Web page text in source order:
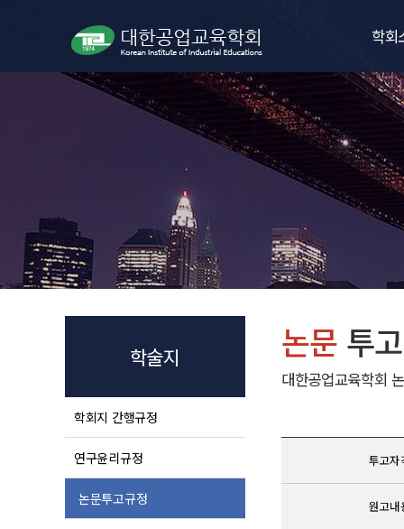
학회
인
학
임원
학회
오시
학
학술지
학회지 간행규정
연구윤리규정
논문투고규정
논문 투
대한공업교육학회
투고자
원고내